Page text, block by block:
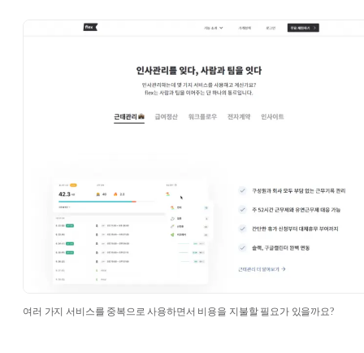
여러 가지 서비스를 중복으로 사용하면서 비용을 지불할 필요가 있을까요?